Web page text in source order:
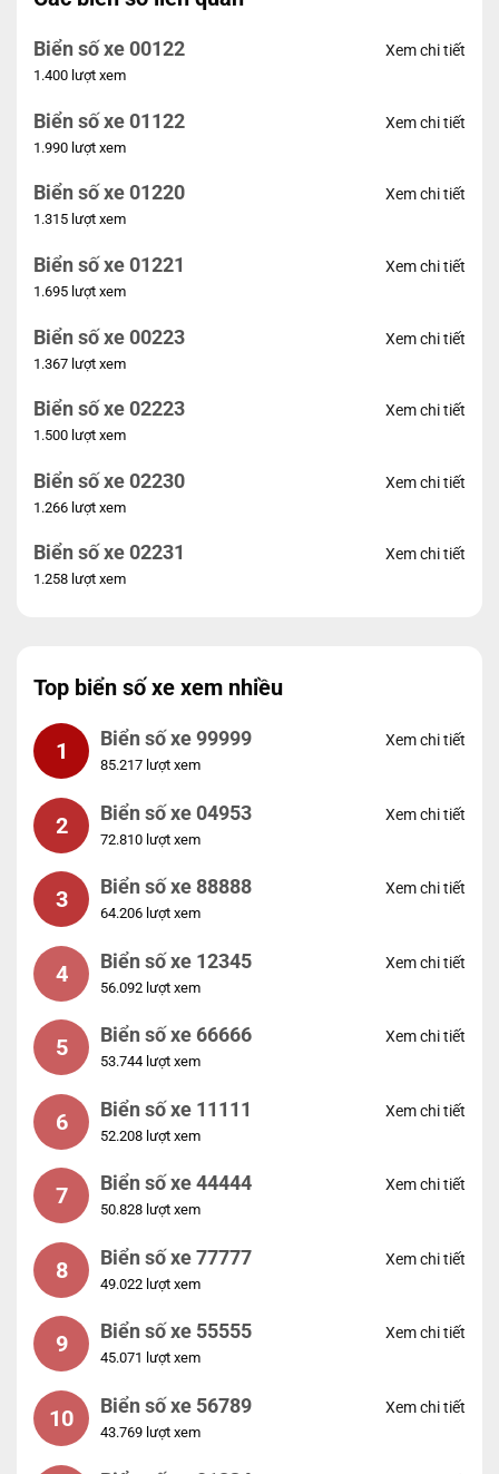
Biển số xe 00122
1.400 lượt xem
Xem chi tiết
Biển số xe 01122
1.990 lượt xem
Xem chi tiết
Biển số xe 01220
1.315 lượt xem
Xem chi tiết
Biển số xe 01221
1.695 lượt xem
Xem chi tiết
Biển số xe 00223
1.367 lượt xem
Xem chi tiết
Biển số xe 02223
1.500 lượt xem
Xem chi tiết
Biển số xe 02230
1.266 lượt xem
Xem chi tiết
Biển số xe 02231
1.258 lượt xem
Xem chi tiết
Top biển số xe xem nhiều
1 Biển số xe 99999
85.217 lượt xem
Xem chi tiết
2 Biển số xe 04953
72.810 lượt xem
Xem chi tiết
3 Biển số xe 88888
64.206 lượt xem
Xem chi tiết
4 Biển số xe 12345
56.092 lượt xem
Xem chi tiết
5 Biển số xe 66666
53.744 lượt xem
Xem chi tiết
6 Biển số xe 11111
52.208 lượt xem
Xem chi tiết
7 Biển số xe 44444
50.828 lượt xem
Xem chi tiết
8 Biển số xe 77777
49.022 lượt xem
Xem chi tiết
9 Biển số xe 55555
45.071 lượt xem
Xem chi tiết
10 Biển số xe 56789
43.769 lượt xem
Xem chi tiết